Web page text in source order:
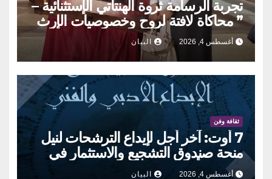
تجربة الرسامة ثروة الهنتاتي الإستثنائية –
” محاكاة لافتة لروح وخصوصيات الإرث
العمراني والحراك الإنساني بلمسات
أنثويٌة مدهشة”
أغسطس 4, 2026 البيان
ثقافة وفن
7 أوت: آخر أجل لإيداع الترشحات لنيل
منحة صندوق التشجيع والاستثمار في
الإبداع الأدبي والفني
أغسطس 4, 2026 البيان